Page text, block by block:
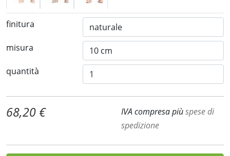
finitura
misura
quantità
68,20 € IVA compresa piùspese di
spedizione